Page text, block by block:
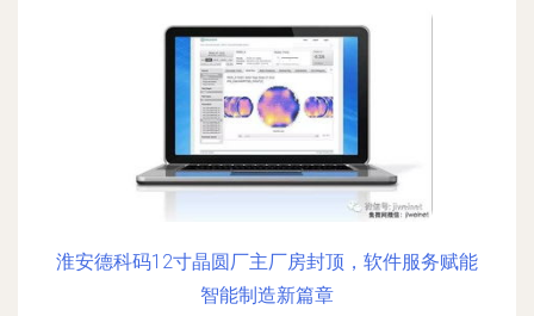
淮安德科码12寸晶圆厂主厂房封顶，软件服务赋能
智能制造新篇章